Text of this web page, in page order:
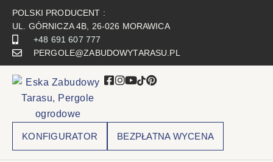
POLSKI PRODUCENT :
UL. GÓRNICZA 4B, 26-026 MORAWICA
+48 691 607 777
PERGOLE@ZABUDOWYTARASU.PL
KONFIGURATOR BEZPŁATNA WYCENA